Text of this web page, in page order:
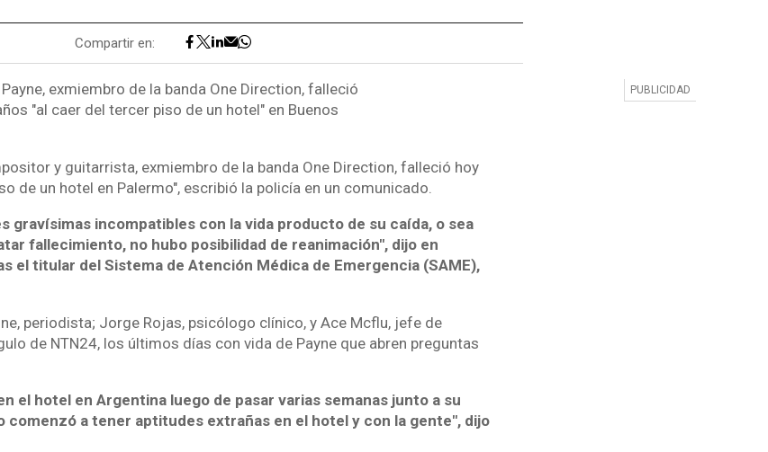
Compartir en:
exmiembro de la banda One Direction, falleció
"al caer del tercer piso de un hotel" en Buenos
y guitarrista, exmiembro de la banda One Direction, falleció hoy
de un hotel en Palermo", escribió la policía en un comunicado.
gravísimas incompatibles con la vida producto de su caída, o sea
fallecimiento, no hubo posibilidad de reanimación", dijo en
el titular del Sistema de Atención Médica de Emergencia (SAME),
periodista; Jorge Rojas, psicólogo clínico, y Ace Mcflu, jefe de
de NTN24, los últimos días con vida de Payne que abren preguntas
el hotel en Argentina luego de pasar varias semanas junto a su
comenzó a tener aptitudes extrañas en el hotel y con la gente", dijo